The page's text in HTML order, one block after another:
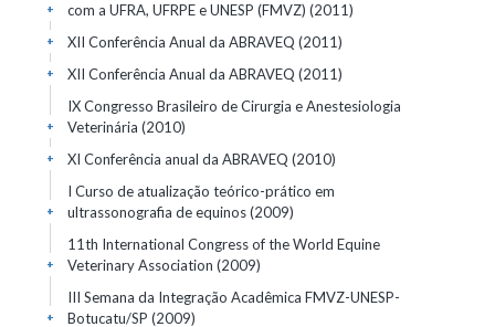
com a UFRA, UFRPE e UNESP (FMVZ) (2011)
+
XII Conferência Anual da ABRAVEQ (2011)
+
XII Conferência Anual da ABRAVEQ (2011)
+
IX Congresso Brasileiro de Cirurgia e Anestesiologia
Veterinária (2010)
+
XI Conferência anual da ABRAVEQ (2010)
+
I Curso de atualização teórico-prático em
ultrassonografia de equinos(2009)
+
11th International Congress of the World Equine
Veterinary Association (2009)
+
III Semana da Integração Acadêmica FMVZ-UNESP-
Botucatu/SP (2009)
+